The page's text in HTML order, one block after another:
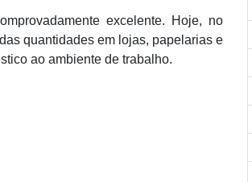
excelente. Hoje, no
quantidades em lojas, papelarias e
ao ambiente de trabalho.